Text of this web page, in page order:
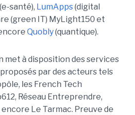
santé), LumApps(digital
(green IT) MyLight150 et
Quobly(quantique).
met à disposition des services
par des acteurs tels
les French Tech
Réseau Entreprendre,
Le Tarmac. Preuve de